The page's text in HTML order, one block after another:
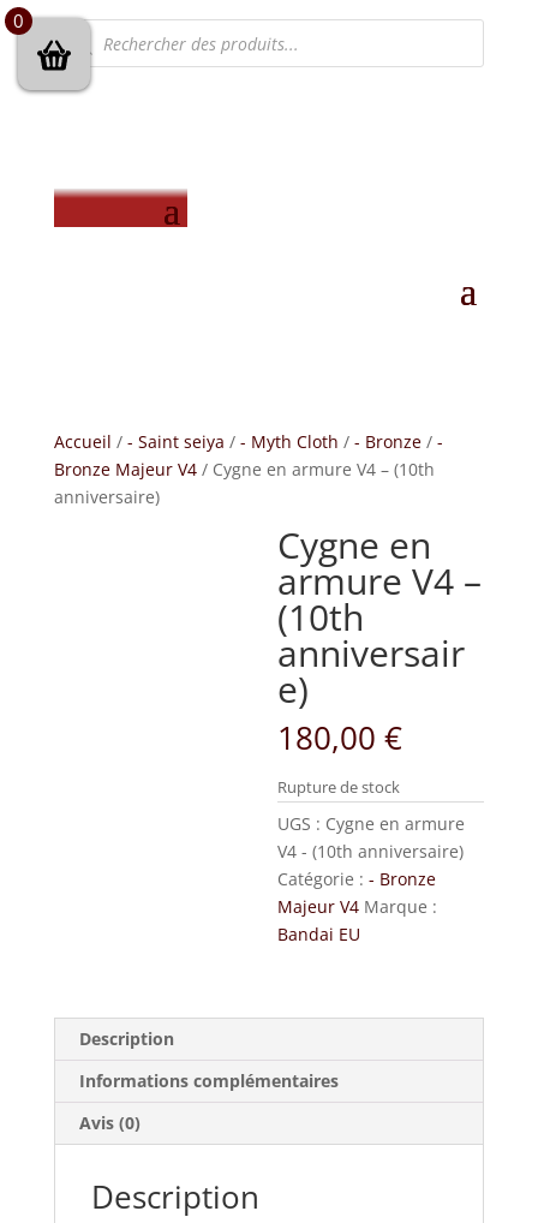
Recherche
de
produits
Accueil / - Saint seiya / - Myth Cloth / - Bronze/ -
Bronze Majeur V4/ Cygne en armure V4 – (10th
anniversaire)
Cygne en
armure V4 –
(10th
anniversair
e)
180,00€
Rupture de stock
UGS : Cygne en armure
V4 - (10th anniversaire)
Catégorie :- Bronze
Majeur V4 Marque :
Bandai EU
Description
Informations complémentaires
Avis (0)
Description
0